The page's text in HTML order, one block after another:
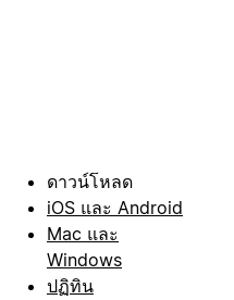
ดาวน์โหลด
iOS และ Android
Mac และ
Windows
ปฏิทิน